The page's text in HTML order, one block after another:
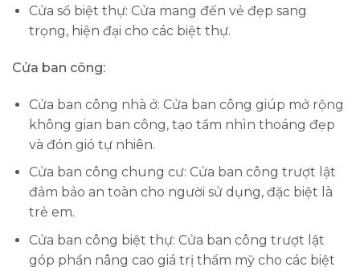
Cửa sổ biệt thự: Cửa mang đến vẻ đẹp sang
trọng, hiện đại cho các biệt thự.
Cửa ban công:
Cửa ban công nhà ở: Cửa ban công giúp mở rộng
không gian ban công, tạo tầm nhìn thoáng đẹp
và đón gió tự nhiên.
Cửa ban công chung cư: Cửa ban công trượt lật
đảm bảo an toàn cho người sử dụng, đặc biệt là
trẻ em.
Cửa ban công biệt thự: Cửa ban công trượt lật
góp phần nâng cao giá trị thẩm mỹ cho các biệt